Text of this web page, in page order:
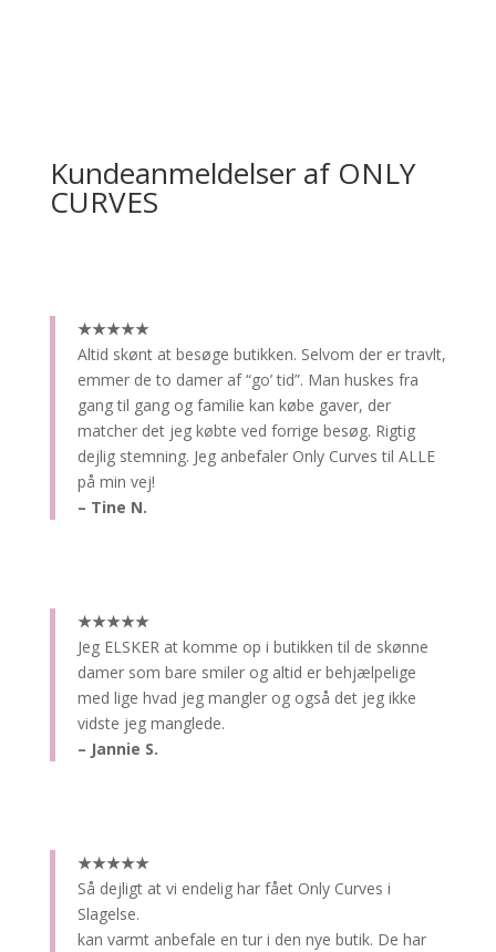
Kundeanmeldelser af ONLY
CURVES
★★★★★
Altid skønt at besøge butikken. Selvom der er travlt,
emmer de to damer af “go’ tid”. Man huskes fra
gang til gang og familie kan købe gaver, der
matcher det jeg købte ved forrige besøg. Rigtig
dejlig stemning. Jeg anbefaler Only Curves til ALLE
på min vej!
– Tine N.
★★★★★
Jeg ELSKER at komme op i butikken til de skønne
damer som bare smiler og altid er behjælpelige
med lige hvad jeg mangler og også det jeg ikke
vidste jeg manglede.
– Jannie S.
★★★★★
Så dejligt at vi endelig har fået Only Curves i
Slagelse.
kan varmt anbefale en tur i den nye butik. De har